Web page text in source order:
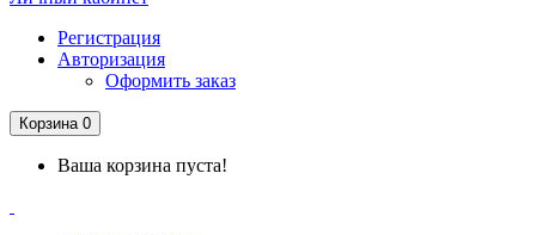
Регистрация
Авторизация
Оформить заказ
Корзина 0
Ваша корзина пуста!